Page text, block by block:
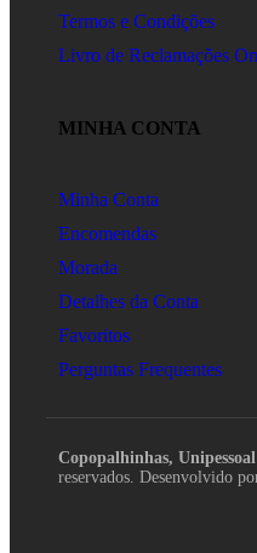
Termos e Condições
Livro de Reclamações
MINHA CONTA
Minha Conta
Encomendas
Morada
Detalhes da Conta
Favoritos
Perguntas Frequentes
Copopalhinhas,
reservados. Desenvolvido